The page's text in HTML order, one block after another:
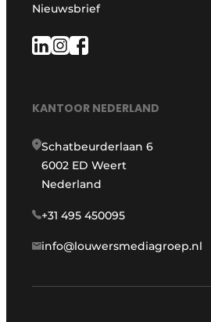
Nieuwsbrief
KANTOOR NEDERLAND
Schatbeurderlaan 6
6002 ED Weert
Nederland
+31 495 450095
info@louwersmediagroep.nl